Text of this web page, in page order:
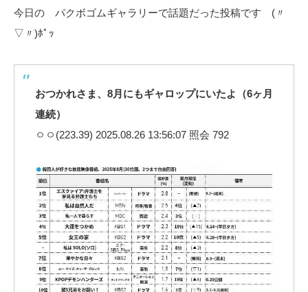
今日の パクボゴムギャラリーで話題だった投稿です (〃
▽〃)ﾎﾟｯ
おつかれさま、8月にもギャロップにいたよ（6ヶ月
連続）
ㅇㅇ(223.39) 2025.08.26 13:56:07 照会 792